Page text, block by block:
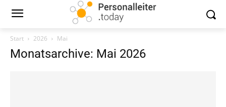
Start 2026 Mai
Monatsarchive: Mai 2026